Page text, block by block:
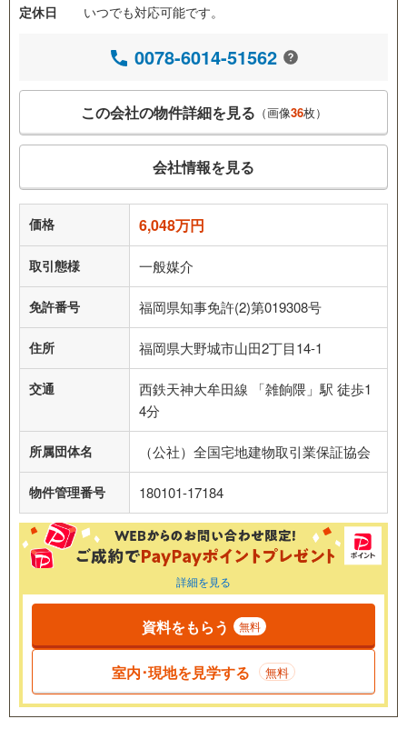
定休日
いつでも対応可能です。
0078-6014-51562
この会社の物件詳細を見る （画像36枚）
会社情報を見る
価格 6,048万円
取引態様 一般媒介
免許番号 福岡県知事免許(2)第019308号
住所 福岡県大野城市山田2丁目14-1
交通
西鉄天神大牟田線 「雑餉隈」駅 徒歩1
4分
所属団体名 （公社）全国宅地建物取引業保証協会
物件管理番号 180101-17184
詳細を見る
資料をもらう 無料
室内･現地を見学する 無料